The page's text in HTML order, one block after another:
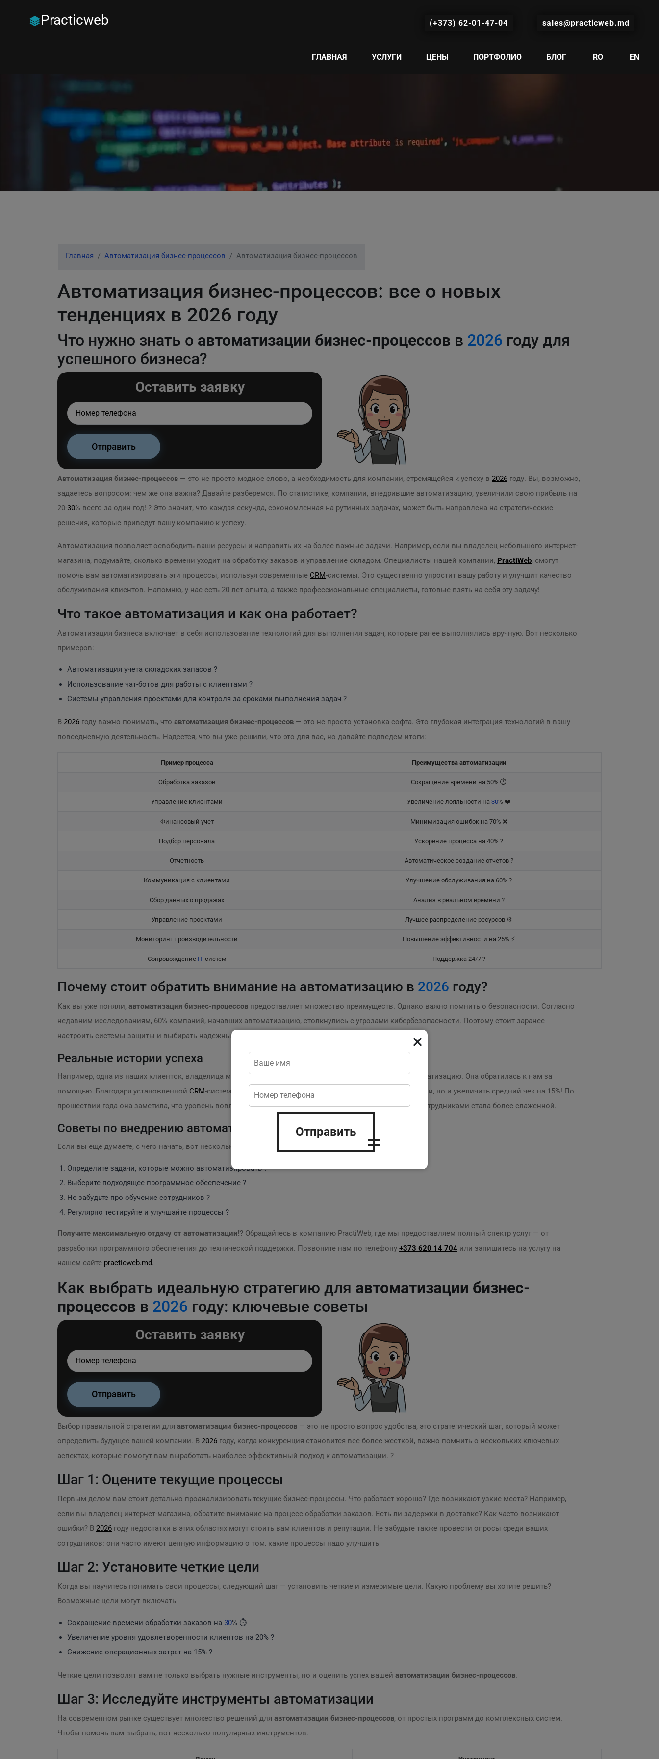
Practicweb sales@practicweb.md
(+373) 62-01-47-04
ГЛАВНАЯ УСЛУГИ ЦЕНЫ ПОРТФОЛИО БЛОГ RO EN
Главная Автоматизация бизнес-процессов Автоматизация бизнес-процессов
Автоматизация бизнес-процессов: все о новых
тенденциях в 2026 году
Что нужно знать о автоматизации бизнес-процессов в 2026 году для
успешного бизнеса?
Оставить заявку
Автоматизация бизнес-процессов — это не просто модное слово, а необходимость для компании, стремящейся к успеху в 2026 году. Вы, возможно,
задаетесь вопросом: чем же она важна? Давайте разберемся. По статистике, компании, внедрившие автоматизацию, увеличили свою прибыль на
20-30% всего за один год! ? Это значит, что каждая секунда, сэкономленная на рутинных задачах, может быть направлена на стратегические
решения, которые приведут вашу компанию к успеху.
Автоматизация позволяет освободить ваши ресурсы и направить их на более важные задачи. Например, если вы владелец небольшого интернет-
магазина, подумайте, сколько времени уходит на обработку заказов и управление складом. Специалисты нашей компании, PractiWeb, смогут
помочь вам автоматизировать эти процессы, используя современные CRM-системы. Это существенно упростит вашу работу и улучшит качество
обслуживания клиентов. Напомню, у нас есть 20 лет опыта, а также профессиональные специалисты, готовые взять на себя эту задачу!
Что такое автоматизация и как она работает?
Автоматизация бизнеса включает в себя использование технологий для выполнения задач, которые ранее выполнялись вручную. Вот несколько
примеров:
Автоматизация учета складских запасов ?
Использование чат-ботов для работы с клиентами ?
Системы управления проектами для контроля за сроками выполнения задач ?️
В 2026 году важно понимать, что автоматизация бизнес-процессов — это не просто установка софта. Это глубокая интеграция технологий в вашу
повседневную деятельность. Надеется, что вы уже решили, что это для вас, но давайте подведем итоги:
Пример процесса Преимущества автоматизации
Обработка заказов Сокращение времени на 50% ⏱️
Управление клиентами Увеличение лояльности на 30% ❤️
Финансовый учет Минимизация ошибок на 70% ❌
Подбор персонала Ускорение процесса на 40% ?
Отчетность Автоматическое создание отчетов ?
Коммуникация с клиентами Улучшение обслуживания на 60% ?
Сбор данных о продажах Анализ в реальном времени ?
Управление проектами Лучшее распределение ресурсов ⚙️
Мониторинг производительности Повышение эффективности на 25% ⚡
Сопровождение IT-систем Поддержка 24/7 ?
Почему стоит обратить внимание на автоматизацию в 2026 году?
Как вы уже поняли, автоматизация бизнес-процессов предоставляет множество преимуществ. Однако важно помнить о безопасности. Согласно
недавним исследованиям, 60% компаний, начавших автоматизацию, столкнулись с угрозами кибербезопасности. Поэтому стоит заранее
настроить системы защиты и выбирать надежных подрядчиков.
Реальные истории успеха
Например, одна из наших клиенток, владелица магазина косметики, в2025году решила внедрить автоматизацию. Она обратилась к нам за
помощью. Благодаря установленной CRM-системе, ей удалось не только эффективно управлять заказами, но и увеличить средний чек на 15%! По
прошествии года она заметила, что уровень вовлеченности клиентов значительно возрос, а работа с сотрудниками стала более слаженной.
Советы по внедрению автоматизации
Если вы еще думаете, с чего начать, вот несколько простых шагов:
Определите задачи, которые можно автоматизировать ?
Выберите подходящее программное обеспечение ?
Не забудьте про обучение сотрудников ?
Регулярно тестируйте и улучшайте процессы ?
Получите максимальную отдачу от автоматизации!? Обращайтесь в компанию PractiWeb, где мы предоставляем полный спектр услуг — от
разработки программного обеспечения до технической поддержки. Позвоните нам по телефону +373 620 14 704 или запишитесь на услугу на
нашем сайте practicweb.md.
Как выбрать идеальную стратегию для автоматизации бизнес-
процессов в 2026 году: ключевые советы
Оставить заявку
Выбор правильной стратегии для автоматизации бизнес-процессов — это не просто вопрос удобства, это стратегический шаг, который может
определить будущее вашей компании. В 2026 году, когда конкуренция становится все более жесткой, важно помнить о нескольких ключевых
аспектах, которые помогут вам выработать наиболее эффективный подход к автоматизации. ?
Шаг 1: Оцените текущие процессы
Первым делом вам стоит детально проанализировать текущие бизнес-процессы. Что работает хорошо? Где возникают узкие места? Например,
если вы владелец интернет-магазина, обратите внимание на процесс обработки заказов. Есть ли задержки в доставке? Как часто возникают
ошибки? В 2026 году недостатки в этих областях могут стоить вам клиентов и репутации. Не забудьте также провести опросы среди ваших
сотрудников: они часто имеют ценную информацию о том, какие процессы надо улучшить.
Шаг 2: Установите четкие цели
Когда вы научитесь понимать свои процессы, следующий шаг — установить четкие и измеримые цели. Какую проблему вы хотите решить?
Возможные цели могут включать:
Сокращение времени обработки заказов на 30% ⏱️
Увеличение уровня удовлетворенности клиентов на 20% ?
Снижение операционных затрат на 15% ?
Четкие цели позволят вам не только выбрать нужные инструменты, но и оценить успех вашей автоматизации бизнес-процессов.
Шаг 3: Исследуйте инструменты автоматизации
На современном рынке существует множество решений для автоматизации бизнес-процессов, от простых программ до комплексных систем.
Чтобы помочь вам выбрать, вот несколько популярных инструментов:
×
Отправить